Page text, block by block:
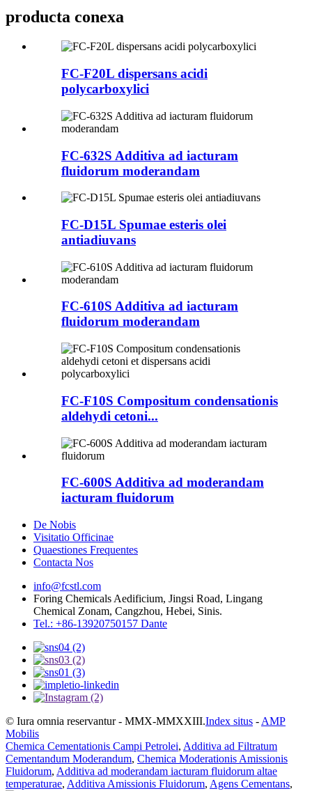
producta conexa
FC-F20L dispersans acidi
polycarboxylici
FC-632S Additiva ad iacturam
fluidorum moderandam
FC-D15L Spumae esteris olei
antiadiuvans
FC-610S Additiva ad iacturam
fluidorum moderandam
FC-F10S Compositum condensationis
aldehydi cetoni...
FC-600S Additiva ad moderandam
iacturam fluidorum
De Nobis
Visitatio Officinae
Quaestiones Frequentes
Contacta Nos
info@fcstl.com
Foring Chemicals Aedificium, Jingsi Road, Lingang
Chemical Zonam, Cangzhou, Hebei, Sinis.
Tel.: +86-13920750157 Dante
© Iura omnia reservantur - MMX-MMXXIII.Index situs - AMP
Mobilis
Chemica Cementationis Campi Petrolei, Additiva ad Filtratum
Cementandum Moderandum, Chemica Moderationis Amissionis
Fluidorum, Additiva ad moderandam iacturam fluidorum altae
temperaturae, Additiva Amissionis Fluidorum, Agens Cementans,